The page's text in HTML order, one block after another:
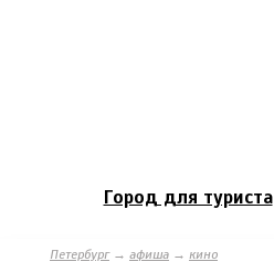
Город для туриста
Петербург→ афиша → кино